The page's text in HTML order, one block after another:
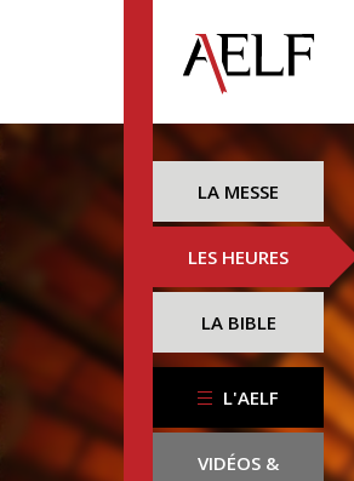
LA MESSE
LES HEURES
LA BIBLE
L'AELF
VIDÉOS &